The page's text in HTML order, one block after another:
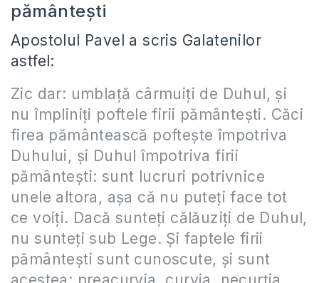
pământeşti
Apostolul Pavel a scris Galatenilor
astfel:
Zic dar: umblaţă cârmuiţi de Duhul, şi
nu împliniţi poftele firii pământeşti. Căci
firea pământească pofteşte împotriva
Duhului, şi Duhul împotriva firii
pământeşti: sunt lucruri potrivnice
unele altora, aşa că nu puteţi face tot
ce voiţi. Dacă sunteţi călăuziţi de Duhul,
nu sunteţi sub Lege. Şi faptele firii
pământeşti sunt cunoscute, şi sunt